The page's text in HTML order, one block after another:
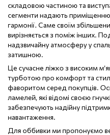
складовою частиною та
сегменти надають приміщенню
гармонії. Саме своїм
вирізняється з поміж інших.
надзвичайну атмосферу у
затишною.
Це сучасне ліжко з високим
турботою про комфорт та
фаворитом серед покупців.
ламелей, які відомі своєю
забезпечують надійну
навантаження.
Для оббивки ми пропонуємо